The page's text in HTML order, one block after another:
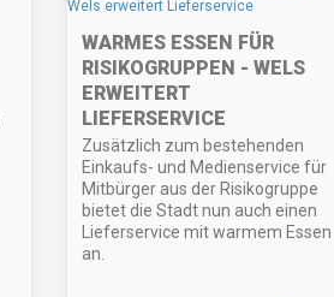
WARMES ESSEN FÜR
RISIKOGRUPPEN - WELS
ERWEITERT
LIEFERSERVICE
Zusätzlich zum bestehenden
Einkaufs- und Medienservice für
Mitbürger aus der Risikogruppe
bietet die Stadt nun auch einen
Lieferservice mit warmem Essen
an.